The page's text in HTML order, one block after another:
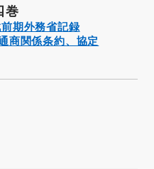
巻
期外務省記録
商関係条約、協定